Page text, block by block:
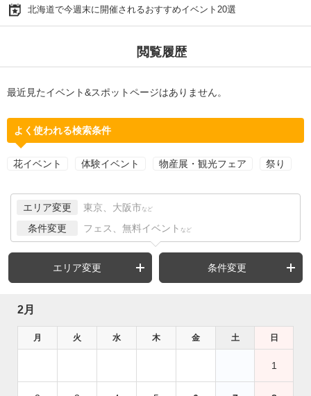
北海道で今週末に開催されるおすすめイベント20選
閲覧履歴
最近見たイベント&スポットページはありません。
よく使われる検索条件
花イベント 体験イベント 物産展・観光フェア 祭り
エリア変更 東京、大阪市 など
条件変更 フェス、無料イベント など
エリア変更 条件変更
2月
月 火 水 木 金 土 日
1